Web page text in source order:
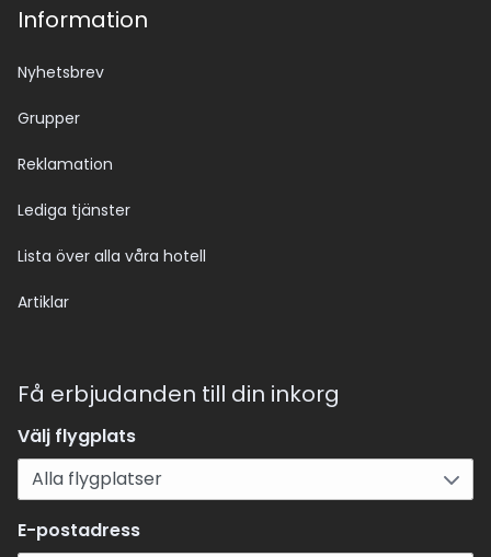
Information
Nyhetsbrev
Grupper
Reklamation
Lediga tjänster
Lista över alla våra hotell
Artiklar
Få erbjudanden till din inkorg
Välj flygplats
E-postadress